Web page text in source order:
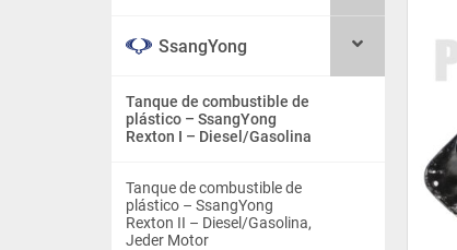
SsangYong
Tanque de combustible de
plástico – SsangYong
Rexton I – Diesel/Gasolina
Tanque de combustible de
plástico – SsangYong
Rexton II – Diesel/Gasolina,
Jeder Motor